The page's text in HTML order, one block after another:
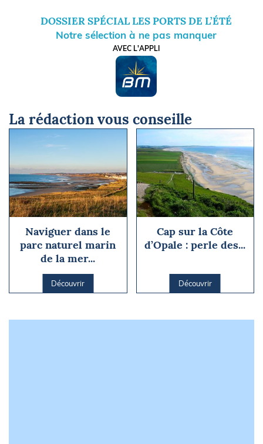
DOSSIER SPÉCIAL LES PORTS DE L’ÉTÉ
Notre sélection à ne pas manquer
AVEC L'APPLI
La rédaction vous conseille
Naviguer dans le
parc naturel marin
de la mer...
Découvrir
Cap sur la Côte
d’Opale : perle des...
Découvrir